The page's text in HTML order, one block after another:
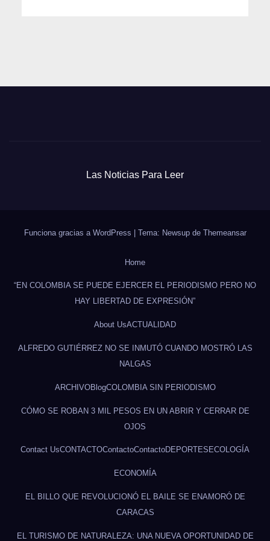
Las Noticias Para Leer
Funciona gracias a WordPress Tema: Newsup de Themeansar
Home
“EN COLOMBIA SE PUEDE EJERCER EL PERIODISMO PERO NO
HAY LIBERTAD DE EXPRESIÓN”
About UsACTUALIDAD
ALFREDO GUTIÉRREZ NO SE INMUTÓ CUANDO MOSTRÓ LAS
NALGAS
ARCHIVOBlogCOLOMBIA SIN PERIODISMO
CÓMO SE ROBAN 3 MIL PESOS EN UN ABRIR Y CERRAR DE
OJOS
Contact UsCONTACTOContactoContactoDEPORTES ECOLOGÍA
ECONOMÍA
EL BILLO QUE REVOLUCIONÓ EL BAILE SE ENAMORÓ DE
CARACAS
EL TURISMO DE NATURALEZA: UNA NUEVA OPORTUNIDAD DE